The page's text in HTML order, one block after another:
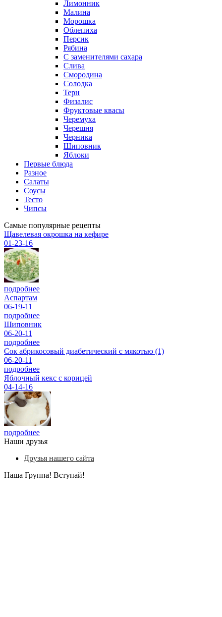
Лимонник
Малина
Морошка
Облепиха
Персик
Рябина
С заменителями сахара
Слива
Смородина
Солодка
Терн
Физалис
Фруктовые квасы
Черемуха
Черешня
Черника
Шиповник
Яблоки
Первые блюда
Разное
Салаты
Соусы
Тесто
Чипсы
Самые популярные рецепты
Щавелевая окрошка на кефире
01-23-16
подробнее
Аспартам
06-19-11
подробнее
Шиповник
06-20-11
подробнее
Сок абрикосовый диабетический с мякотью (1)
06-20-11
подробнее
Яблочный кекс с корицей
04-14-16
подробнее
Наши друзья
Друзья нашего сайта
Наша Группа! Вступай!